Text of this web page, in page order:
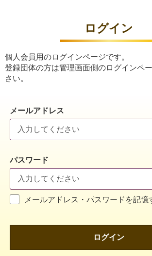
ログイン
個人会員用のログインページです。
登録団体の方は管理画面側のログインペ
さい。
メールアドレス
パスワード
メールアドレス・パスワードを記憶
ログイン